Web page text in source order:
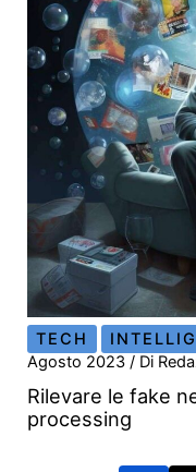
TECH
Agosto 2023/ Di
Rilevare le fake
processing